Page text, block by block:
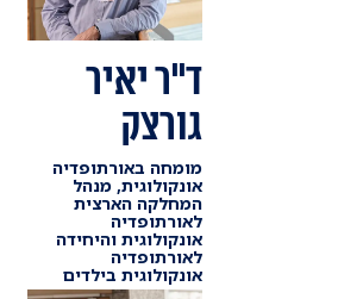
ד"ר יאיר
גורצק
מומחה באורתופדיה
אונקולוגית, מנהל
המחלקה הארצית
לאורתופדיה
אונקולוגית והיחידה
לאורתופדיה
אונקולוגית בילדים